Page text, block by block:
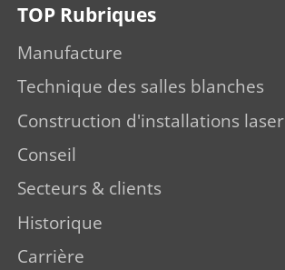
TOP Rubriques
Manufacture
Technique des salles blanches
Construction d'installations laser
Conseil
Secteurs & clients
Historique
Carrière